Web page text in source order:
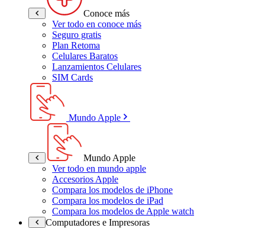
Conoce más
Ver todo en conoce más
Seguro gratis
Plan Retoma
Celulares Baratos
Lanzamientos Celulares
SIM Cards
Mundo Apple
Mundo Apple
Ver todo en mundo apple
Accesorios Apple
Compara los modelos de iPhone
Compara los modelos de iPad
Compara los modelos de Apple watch
Computadores e Impresoras